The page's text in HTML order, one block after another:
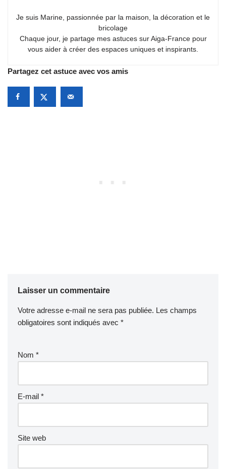
Je suis Marine, passionnée par la maison, la décoration et le
bricolage
Chaque jour, je partage mes astuces sur Aiga-France pour
vous aider à créer des espaces uniques et inspirants.
Partagez cet astuce avec vos amis
Laisser un commentaire
Votre adresse e-mail ne sera pas publiée. Les champs
obligatoires sont indiqués avec *
Nom *
E-mail *
Site web